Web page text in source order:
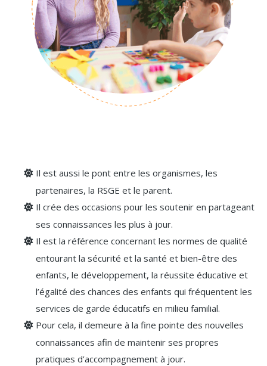
Il est aussi le pont entre les organismes, les
partenaires, la RSGE et le parent.
Il crée des occasions pour les soutenir en partageant
ses connaissances les plus à jour.
Il est la référence concernant les normes de qualité
entourant la sécurité et la santé et bien-être des
enfants, le développement, la réussite éducative et
l’égalité des chances des enfants qui fréquentent les
services de garde éducatifs en milieu familial.
Pour cela, il demeure à la fine pointe des nouvelles
connaissances afin de maintenir ses propres
pratiques d’accompagnement à jour.